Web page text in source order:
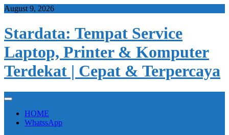
Skip
content
August 9, 2026
Stardata: Tempat Service
Laptop, Printer & Komputer
Terdekat | Cepat & Terpercaya
HOME
WhatssApp